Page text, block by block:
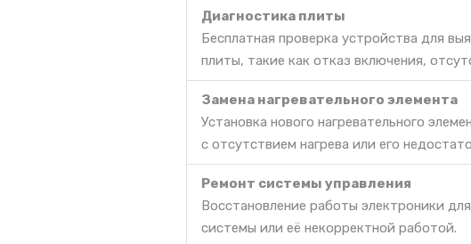
Диагностика плиты
Бесплатная проверка устройства для
плиты, такие как отказ включения,
Замена нагревательного элемента
Установка нового нагревательного
с отсутствием нагрева или его
Ремонт системы управления
Восстановление работы электроники
системы или её некорректной работой.